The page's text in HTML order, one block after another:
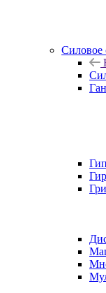
Силовое